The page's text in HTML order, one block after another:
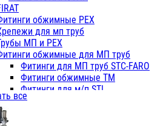
Фитинги ПП белые
Фитинги ПП белые
Фитинги ППс металл.белые
Трубы PE-RT
Трубы ПП водопровод белые
Трубы ПП водопровод серые
Трубы армированные
Трубы армированные
обжимные PEX
для мп труб
МП и PEX
обжимные для МП труб
Фитинги для МП труб STC-FARO
Фитинги обжимные ТМ
Фитинги для м/п STI
Фитинги для МП труб TITAN
все